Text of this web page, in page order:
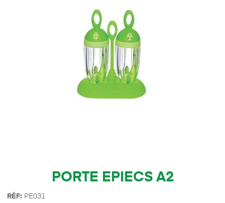
PORTE EPIECS A2
R É F: PE031